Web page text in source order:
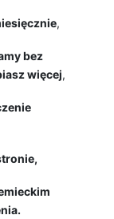
,
bez
więcej,